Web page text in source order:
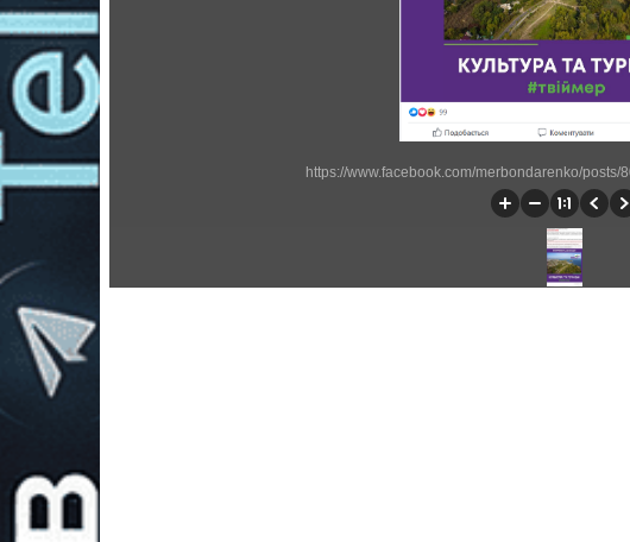
https://www.facebook.com/merbondarenko/